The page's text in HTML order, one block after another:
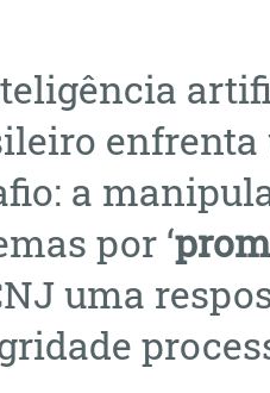
enfrenta
a
por ‘
uma